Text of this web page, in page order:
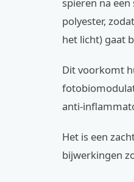
polyester,
het licht) gaat
Dit voorkomt
anti-
Het is een
bijwerkingen